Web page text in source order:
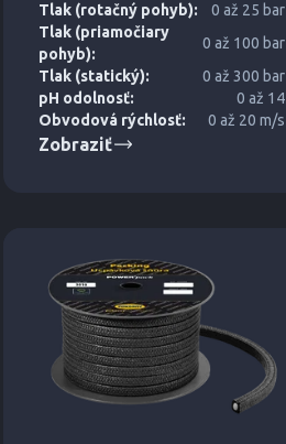
Tlak (rotačný pohyb):
0 až 25 bar
Tlak (priamočiary
pohyb):
0 až 100 bar
Tlak (statický):
0 až 300 bar
pH odolnosť:
0 až 14
Obvodová rýchlosť:
0 až 20 m/s
Zobraziť